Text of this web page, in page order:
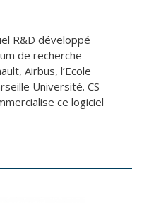
R&D développé
de recherche
Airbus, l’Ecole
Université. CS
ce logiciel